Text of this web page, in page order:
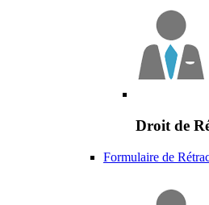
Droit de
Formulaire de